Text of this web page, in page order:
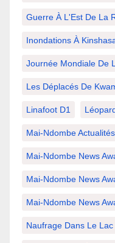
Guerre À L'Est De La
Inondations À
Journée Mondiale De
Les Déplacés De
Linafoot D1
Mai-Ndombe Actualités
Mai-Ndombe News
Mai-Ndombe News
Mai-Ndombe News
Naufrage Dans Le